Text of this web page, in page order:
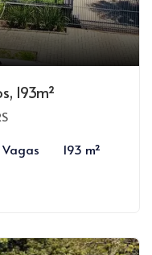
193m²
Vagas 193 m²